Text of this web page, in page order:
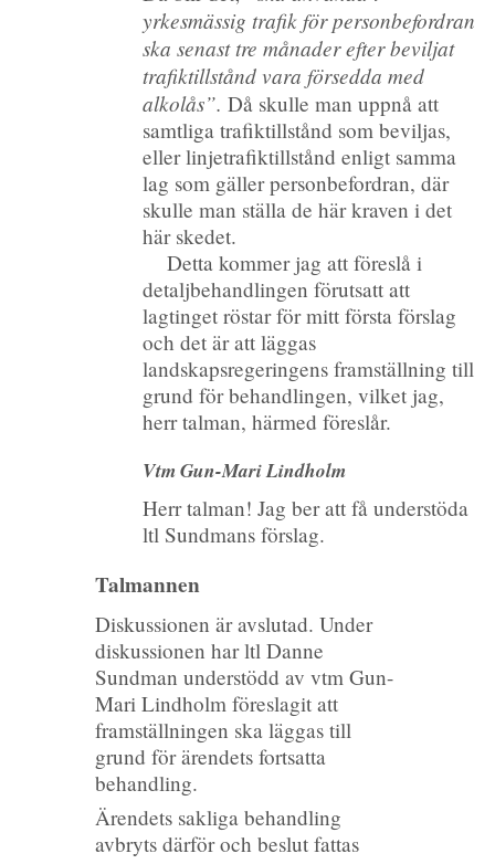
yrkesmässig trafik för personbefordran
ska senast tre månader efter beviljat
trafiktillstånd vara försedda med
alkolås”.Då skulle man uppnå att
samtliga trafiktillstånd som beviljas,
eller linjetrafiktillstånd enligt samma
lag som gäller personbefordran, där
skulle man ställa de här kraven i det
här skedet.
Detta kommer jag att föreslå i
detaljbehandlingen förutsatt att
lagtinget röstar för mitt första förslag
och det är att läggas
landskapsregeringens framställning till
grund för behandlingen, vilket jag,
herr talman, härmed föreslår.
Vtm Gun-Mari Lindholm
Herr talman! Jag ber att få understöda
ltl Sundmans förslag.
Talmannen
Diskussionen är avslutad. Under
diskussionen har ltl Danne
Sundman understödd av vtm Gun-
Mari Lindholm föreslagit att
framställningen ska läggas till
grund för ärendets fortsatta
behandling.
Ärendets sakliga behandling
avbryts därför och beslut fattas